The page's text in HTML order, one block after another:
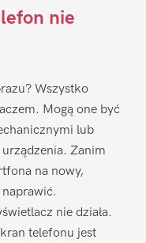
nie
Wszystko
Mogą one być
lub
Zanim
na nowy,
nie działa.
telefonu jest